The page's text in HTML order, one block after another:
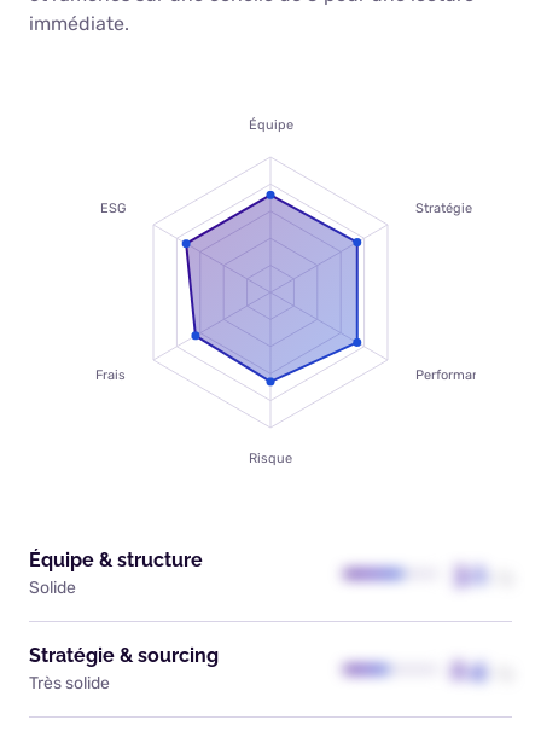
immédiate.
Équipe
Stratégie
Performance
Risque
Frais
ESG
Équipe & structure
Solide 3.1
Stratégie & sourcing
Très solide 2.4